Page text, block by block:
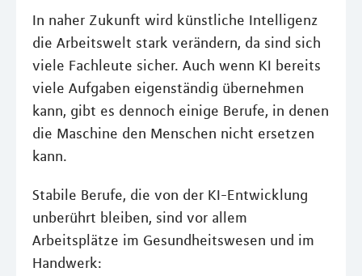
In naher Zukunft wird künstliche Intelligenz
die Arbeitswelt stark verändern, da sind sich
viele Fachleute sicher. Auch wenn KI bereits
viele Aufgaben eigenständig übernehmen
kann, gibt es dennoch einige Berufe, in denen
die Maschine den Menschen nicht ersetzen
kann.
Stabile Berufe, die von der KI-Entwicklung
unberührt bleiben, sind vor allem
Arbeitsplätze im Gesundheitswesen und im
Handwerk: